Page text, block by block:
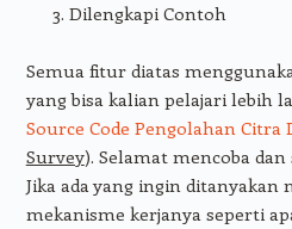
Dilengkapi Contoh
Semua fitur diatas
yang bisa kalian pelajari lebih
Source Code Pengolahan
Survey). Selamat mencoba
Jika ada yang ingin ditanyakan
mekanisme kerjanya seperti